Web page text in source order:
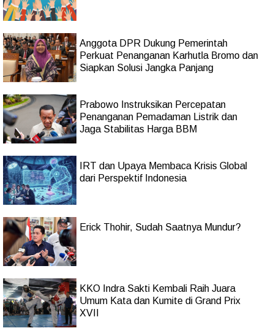
Anggota DPR Dukung Pemerintah
Perkuat Penanganan Karhutla Bromo dan
Siapkan Solusi Jangka Panjang
Prabowo Instruksikan Percepatan
Penanganan Pemadaman Listrik dan
Jaga Stabilitas Harga BBM
IRT dan Upaya Membaca Krisis Global
dari Perspektif Indonesia
Erick Thohir, Sudah Saatnya Mundur?
KKO Indra Sakti Kembali Raih Juara
Umum Kata dan Kumite di Grand Prix
XVII